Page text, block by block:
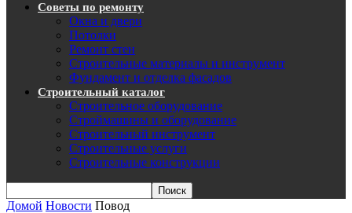
Советы по ремонту
Окна и двери
Потолки
Ремонт стен
Строительные материалы и инструмент
Фундамент и отделка фасадов
Строительный каталог
Строительное оборудование
Строймашины и оборудование
Строительный инструмент
Строительные услуги
Строительные конструкции
Домой Новости Повод